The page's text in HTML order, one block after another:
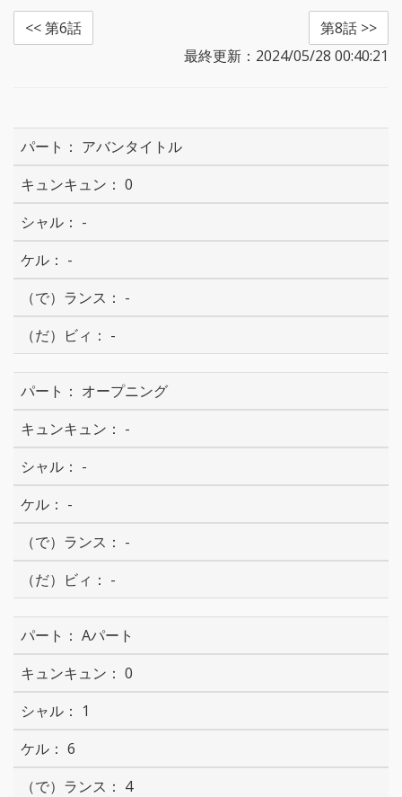
<< 第6話
第8話 >>
最終更新：2024/05/28 00:40:21
アバンタイトル
0
-
-
-
-
オープニング
-
-
-
-
-
Aパート
0
1
6
4